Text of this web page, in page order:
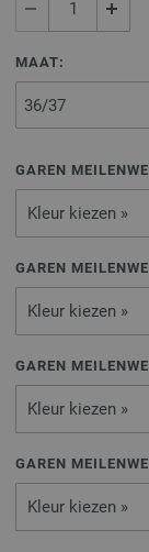
MAAT:
GAREN
Kleur kiezen »
GAREN
Kleur kiezen »
GAREN
Kleur kiezen »
GAREN
Kleur kiezen »